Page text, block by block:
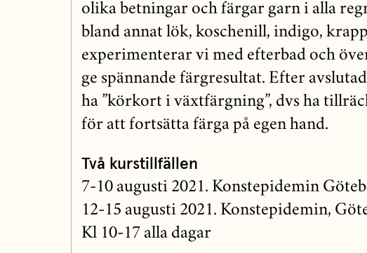
olika betningar och färgar garn i alla
bland annat lök, koschenill, indigo,
experimenterar vi med efterbad och
ge spännande färgresultat. Efter
ha ”körkort i växtfärgning”, dvs ha
för att fortsätta färga på egen hand.
Två kurstillfällen
7-10 augusti 2021. Konstepidemin
12-15 augusti 2021. Konstepidemin,
Kl 10-17 alla dagar